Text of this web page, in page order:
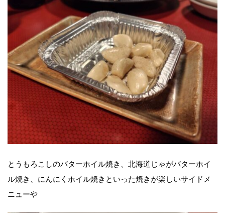
とうもろこしのバターホイル焼き、北海道じゃがバターホイ
ル焼き、にんにくホイル焼きといった焼きが楽しいサイドメ
ニューや